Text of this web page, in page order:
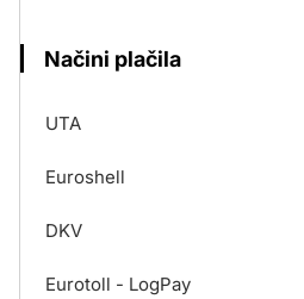
Načini plačila
UTA
Euroshell
DKV
Eurotoll - LogPay